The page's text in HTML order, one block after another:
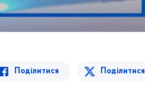
Поділитися Поділитися